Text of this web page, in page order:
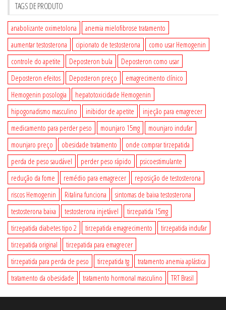
TAGS DE PRODUTO
anabolizante oximetolona
anemia mielofibrose tratamento
aumentar testosterona
cipionato de testosterona
como usar Hemogenin
controle do apetite
Deposteron bula
Deposteron como usar
Deposteron efeitos
Deposteron preço
emagrecimento clínico
Hemogenin posologia
hepatotoxicidade Hemogenin
hipogonadismo masculino
inibidor de apetite
injeção para emagrecer
medicamento para perder peso
mounjaro 15mg
mounjaro indufar
mounjaro preço
obesidade tratamento
onde comprar tirzepatida
perda de peso saudável
perder peso rápido
psicoestimulante
redução da fome
remédio para emagrecer
reposição de testosterona
riscos Hemogenin
Ritalina funciona
sintomas de baixa testosterona
testosterona baixa
testosterona injetável
tirzepatida 15mg
tirzepatida diabetes tipo 2
tirzepatida emagrecimento
tirzepatida indufar
tirzepatida original
tirzepatida para emagrecer
tirzepatida para perda de peso
tirzepatida tg
tratamento anemia aplástica
tratamento da obesidade
tratamento hormonal masculino TRT Brasil